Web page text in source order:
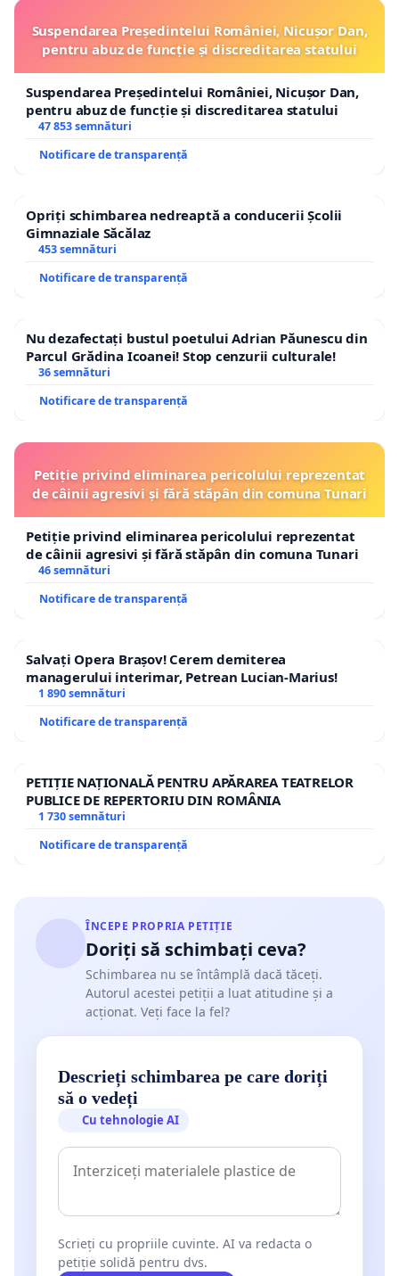
Suspendarea Președintelui României, Nicușor Dan,
pentru abuz de funcție și discreditarea statului
Suspendarea Președintelui României, Nicușor Dan,
pentru abuz de funcție și discreditarea statului
47 853 semnături
Notificare de transparență
Opriți schimbarea nedreaptă a conducerii Școlii
Gimnaziale Săcălaz
453 semnături
Notificare de transparență
Nu dezafectați bustul poetului Adrian Păunescu din
Parcul Grădina Icoanei! Stop cenzurii culturale!
36 semnături
Notificare de transparență
Petiție privind eliminarea pericolului reprezentat
de câinii agresivi și fără stăpân din comuna Tunari
Petiție privind eliminarea pericolului reprezentat
de câinii agresivi și fără stăpân din comuna Tunari
46 semnături
Notificare de transparență
Salvați Opera Brașov! Cerem demiterea
managerului interimar, Petrean Lucian-Marius!
1 890 semnături
Notificare de transparență
PETIȚIE NAȚIONALĂ PENTRU APĂRAREA TEATRELOR
PUBLICE DE REPERTORIU DIN ROMÂNIA
1 730 semnături
Notificare de transparență
ÎNCEPE PROPRIA PETIȚIE
Doriți să schimbați ceva?
Schimbarea nu se întâmplă dacă tăceți.
Autorul acestei petiții a luat atitudine și a
acționat. Veți face la fel?
Descrieți schimbarea pe care doriți
să o vedeți
Cu tehnologie AI
Scrieți cu propriile cuvinte. AI va redacta o
petiție solidă pentru dvs.